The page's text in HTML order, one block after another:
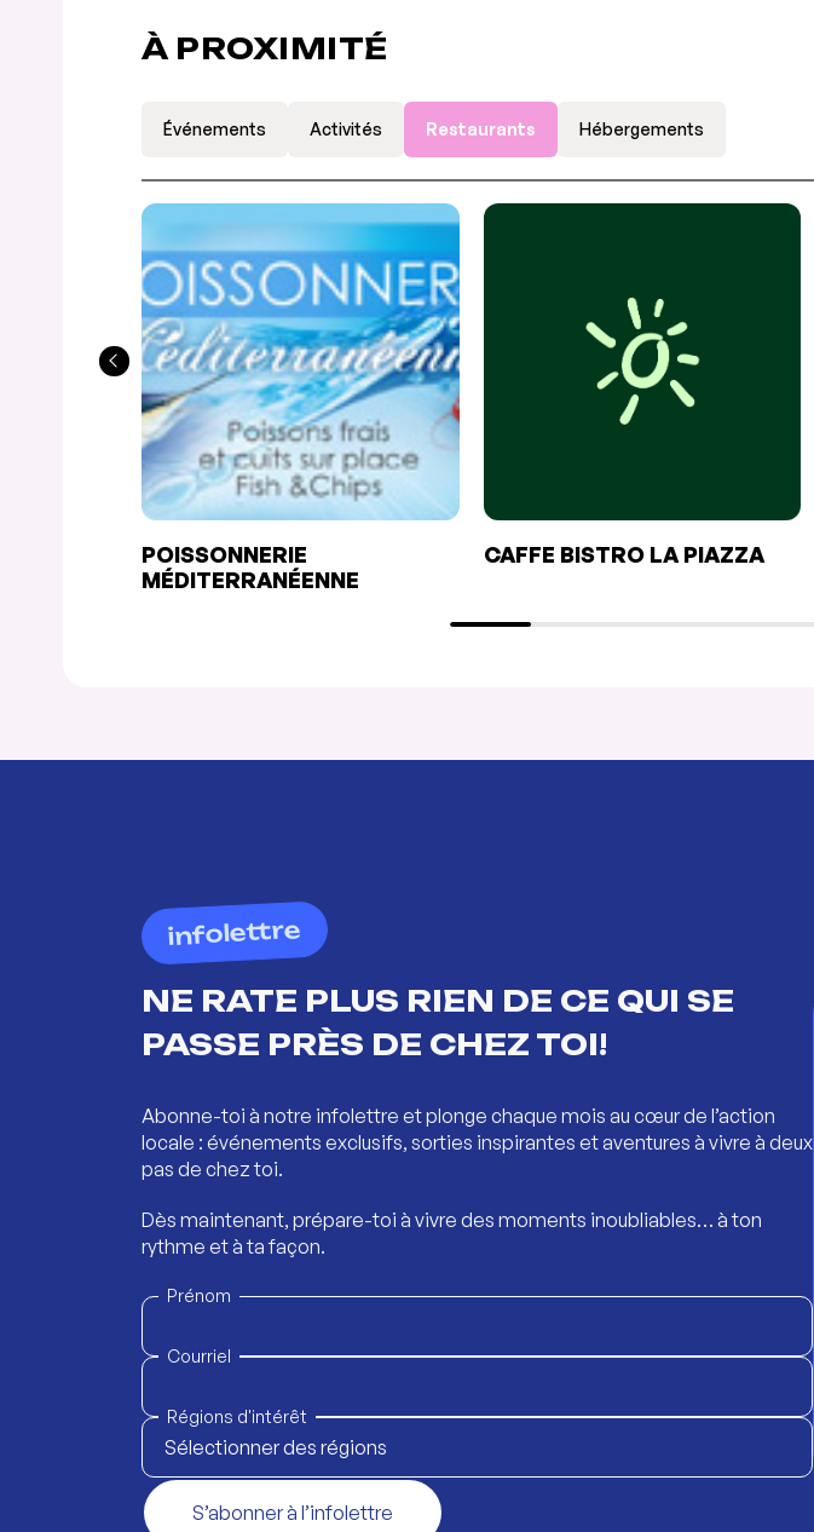
À PROXIMITÉ
Événements Activités Restaurants Hébergements
POISSONNERIE
MÉDITERRANÉENNE
CAFFE BISTRO LA PIAZZA
infolettre
NE RATE PLUS RIEN DE CE QUI SE
PASSE PRÈS DE CHEZ TOI!
Abonne-toi à notre infolettre et plonge chaque mois au cœur de l’action
locale : événements exclusifs, sorties inspirantes et aventures à vivre à deux
pas de chez toi.
Dès maintenant, prépare-toi à vivre des moments inoubliables… à ton
rythme et à ta façon.
Prénom
Courriel
Régions d'intérêt
Sélectionner des régions
S’abonner à l’infolettre